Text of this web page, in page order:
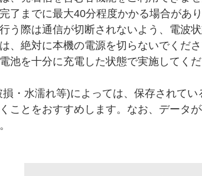
了までに最大40分程度かかる場合があり
う際は通信が切断されないよう、電波
、絶対に本機の電源を切らないでくだ
池を十分に充電した状態で実施してく
・水濡れ等)によっては、保存されて
ことをおすすめします。なお、データ